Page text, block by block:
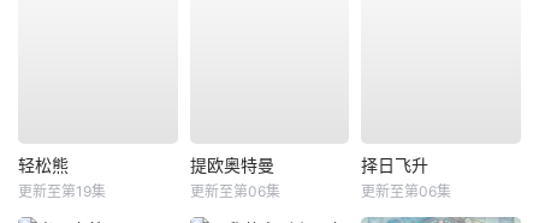
轻松熊
更新至第19集
提欧奥特曼
更新至第06集
择日飞升
更新至第06集